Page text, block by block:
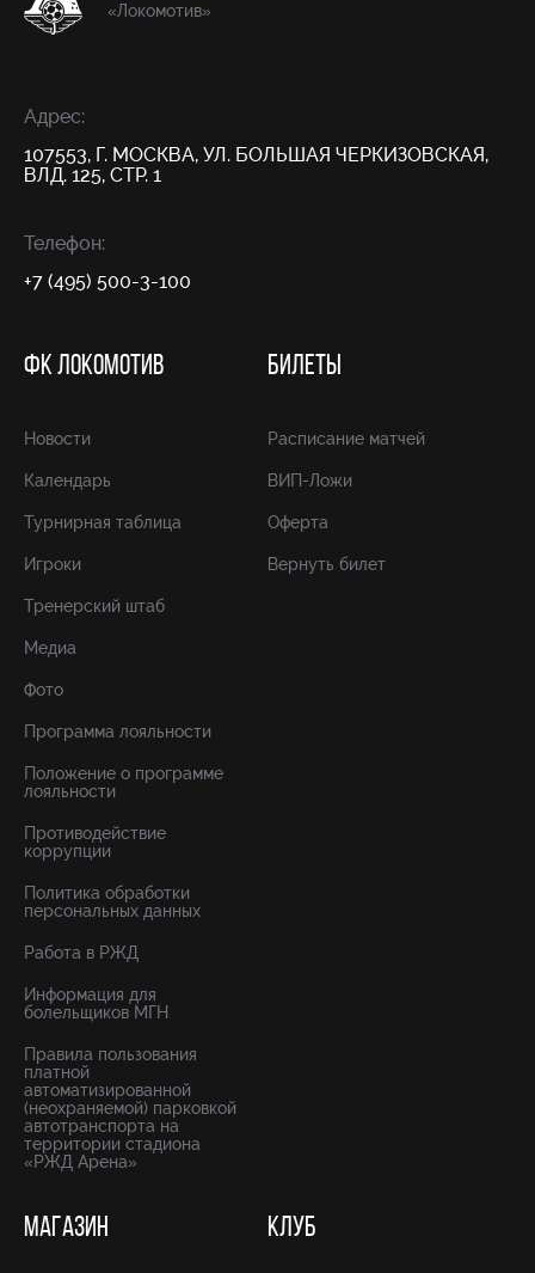
«Локомотив»
Адрес:
107553, Г. МОСКВА, УЛ. БОЛЬШАЯ ЧЕРКИЗОВСКАЯ,
ВЛД. 125, СТР. 1
Телефон:
+7 (495) 500-3-100
ФК ЛОКОМОТИВ
Новости
Календарь
Турнирная таблица
Игроки
Тренерский штаб
Медиа
Фото
Программа лояльности
Положение о программе
лояльности
Противодействие
коррупции
Политика обработки
персональных данных
Работа в РЖД
Информация для
болельщиков МГН
Правила пользования
платной
автоматизированной
(неохраняемой) парковкой
автотранспорта на
территории стадиона
«РЖД Арена»
БИЛЕТЫ
Расписание матчей
ВИП-Ложи
Оферта
Вернуть билет
МАГАЗИН КЛУБ